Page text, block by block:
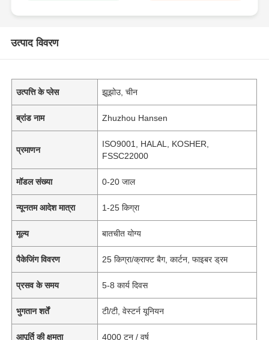
उत्पाद विवरण
उत्पत्ति के प्लेस झूझोउ, चीन
ब्रांड नाम Zhuzhou Hansen
प्रमाणन
ISO9001, HALAL, KOSHER,
FSSC22000
मॉडल संख्या 0-20 जाल
न्यूनतम आदेश मात्रा 1-25 किग्रा
मूल्य बातचीत योग्य
पैकेजिंग विवरण 25 किग्रा/क्राफ्ट बैग, कार्टन, फाइबर ड्रम
प्रसव के समय 5-8 कार्य दिवस
भुगतान शर्तें टी/टी, वेस्टर्न यूनियन
आपूर्ति की क्षमता 4000 टन / वर्ष